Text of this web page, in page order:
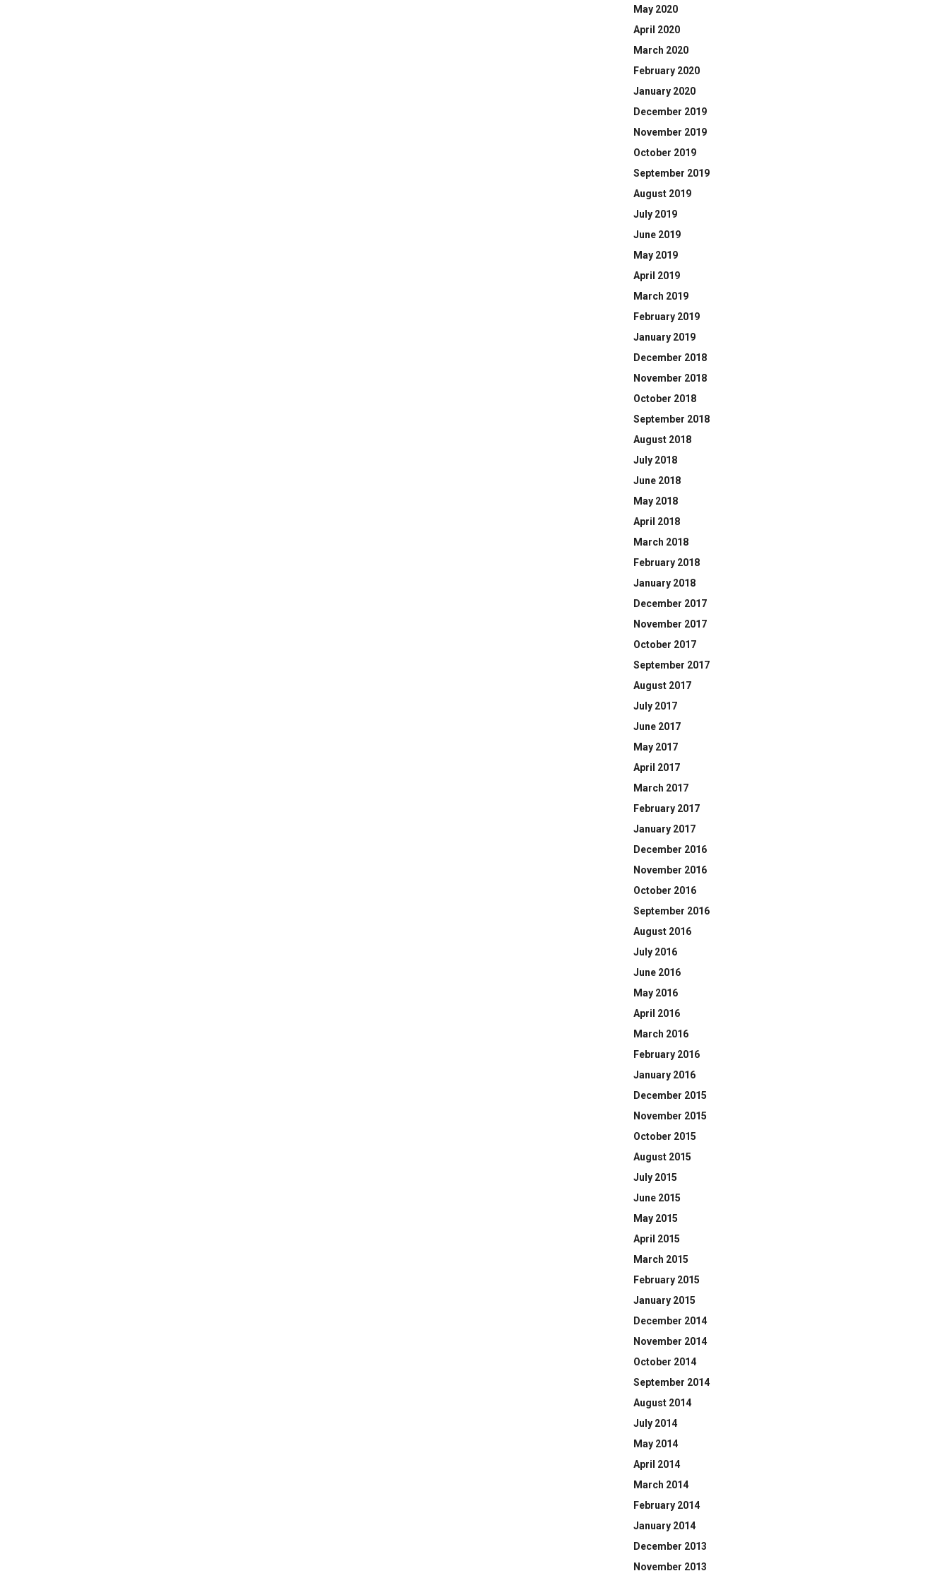
May 2020
April 2020
March 2020
February 2020
January 2020
December 2019
November 2019
October 2019
September 2019
August 2019
July 2019
June 2019
May 2019
April 2019
March 2019
February 2019
January 2019
December 2018
November 2018
October 2018
September 2018
August 2018
July 2018
June 2018
May 2018
April 2018
March 2018
February 2018
January 2018
December 2017
November 2017
October 2017
September 2017
August 2017
July 2017
June 2017
May 2017
April 2017
March 2017
February 2017
January 2017
December 2016
November 2016
October 2016
September 2016
August 2016
July 2016
June 2016
May 2016
April 2016
March 2016
February 2016
January 2016
December 2015
November 2015
October 2015
August 2015
July 2015
June 2015
May 2015
April 2015
March 2015
February 2015
January 2015
December 2014
November 2014
October 2014
September 2014
August 2014
July 2014
May 2014
April 2014
March 2014
February 2014
January 2014
December 2013
November 2013